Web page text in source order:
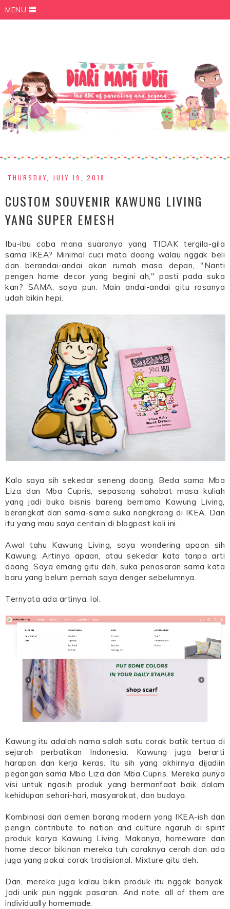
MENU
THURSDAY, JULY 19, 2018
CUSTOM SOUVENIR KAWUNG LIVING
YANG SUPER EMESH
Ibu-ibu coba mana suaranya yang TIDAK tergila-gila
sama IKEA? Minimal cuci mata doang walau nggak beli
dan berandai-andai akan rumah masa depan, "Nanti
pengen home decor yang begini ah," pasti pada suka
kan? SAMA, saya pun. Main andai-andai gitu rasanya
udah bikin hepi.
Kalo saya sih sekedar seneng doang. Beda sama Mba
Liza dan Mba Cupris, sepasang sahabat masa kuliah
yang jadi buka bisnis bareng bernama Kawung Living,
berangkat dari sama-sama suka nongkrong di IKEA. Dan
itu yang mau saya ceritain di blogpost kali ini.
Awal tahu Kawung Living, saya wondering apaan sih
Kawung. Artinya apaan, atau sekedar kata tanpa arti
doang. Saya emang gitu deh, suka penasaran sama kata
baru yang belum pernah saya denger sebelumnya.
Ternyata ada artinya, lol.
Kawung itu adalah nama salah satu corak batik tertua di
sejarah perbatikan Indonesia. Kawung juga berarti
harapan dan kerja keras. Itu sih yang akhirnya dijadiin
pegangan sama Mba Liza dan Mba Cupris. Mereka punya
visi untuk ngasih produk yang bermanfaat baik dalam
kehidupan sehari-hari, masyarakat, dan budaya.
Kombinasi dari demen barang modern yang IKEA-ish dan
pengin contribute to nation and culture ngaruh di spirit
produk karya Kawung Living. Makanya, homeware dan
home decor bikinan mereka tuh coraknya cerah dan ada
juga yang pakai corak tradisional. Mixture gitu deh.
Dan, mereka juga kalau bikin produk itu nggak banyak.
Jadi unik pun nggak pasaran. And note, all of them are
individually homemade.